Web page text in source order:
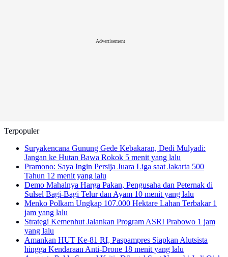
Advertisement
Terpopuler
Suryakencana Gunung Gede Kebakaran, Dedi Mulyadi:
Jangan ke Hutan Bawa Rokok 5 menit yang lalu
Pramono: Saya Ingin Persija Juara Liga saat Jakarta 500
Tahun 12 menit yang lalu
Demo Mahalnya Harga Pakan, Pengusaha dan Peternak di
Sulsel Bagi-Bagi Telur dan Ayam 10 menit yang lalu
Menko Polkam Ungkap 107.000 Hektare Lahan Terbakar 1
jam yang lalu
Strategi Kemenhut Jalankan Program ASRI Prabowo 1 jam
yang lalu
Amankan HUT Ke-81 RI, Paspampres Siapkan Alutsista
hingga Kendaraan Anti-Drone 18 menit yang lalu